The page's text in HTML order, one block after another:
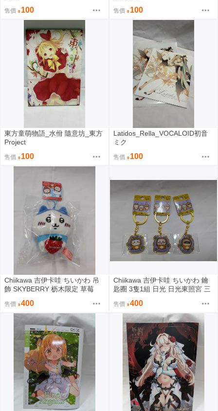
售價 100 售價 100
東方童萌物語_水佾 隨意坊_東方
Project
售價 100
Latidos_Rella_VOCALOID初音
ミク
售價 100
Chiikawa 吉伊卡哇 ちいかわ 吊
飾 SKYBERRY 枥木限定 草莓
售價 400
Chiikawa 吉伊卡哇 ちいかわ 鑰
匙圈 3隻1組 日光 日光東照宮 三
售價 400